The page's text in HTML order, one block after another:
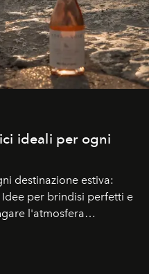
ideali per ogni
destinazione estiva:
per brindisi perfetti e
l'atmosfera